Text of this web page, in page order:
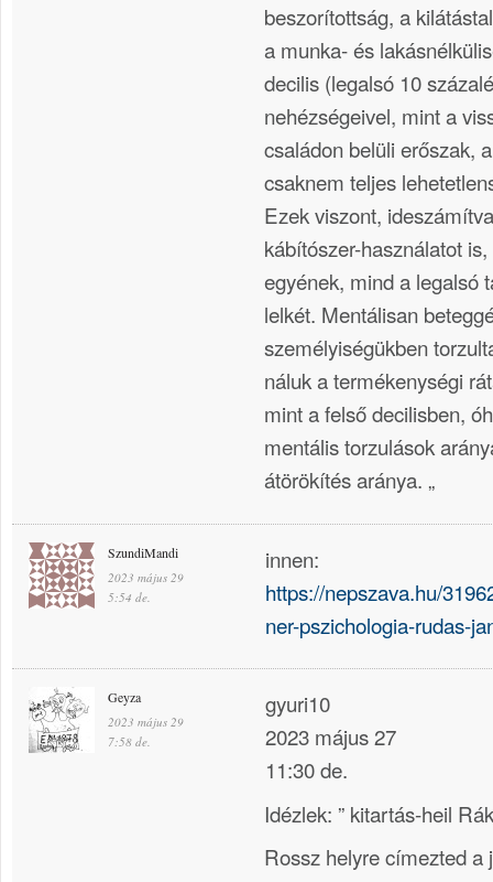
beszorítottság, a
a munka- és
decilis (legalsó 10
nehézségeivel, mint a
családon belüli erőszak,
csaknem teljes
Ezek viszont,
kábítószer-használatot
egyének, mind a legalsó
lelkét. Mentálisan
személyiségükben
náluk a termékenységi
mint a felső decilisben,
mentális torzulások
átörökítés aránya. „
SzundiMandi
2023 május 29
5:54 de.
innen:
https://nepszava.hu/
ner-pszichologia-rudas-
Geyza
2023 május 29
7:58 de.
gyuri10
2023 május 27
11:30 de.
Idézlek: ” kitartás-heil
Rossz helyre címezted a